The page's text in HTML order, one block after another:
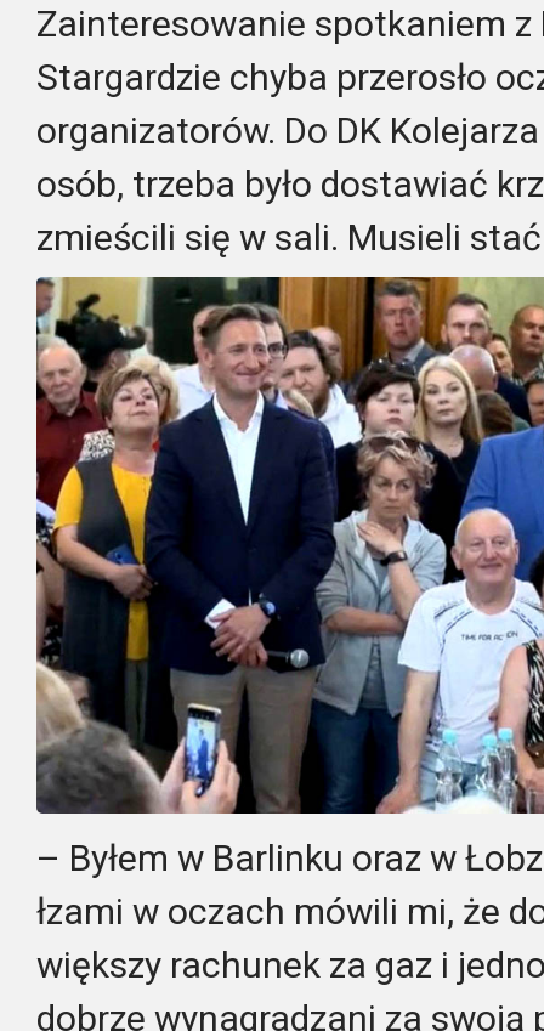
Zainteresowanie spotkaniem z
Stargardzie chyba przerosło
organizatorów. Do DK
osób, trzeba było dostawiać
zmieścili się w sali. Musieli
– Byłem w Barlinku oraz w
łzami w oczach mówili mi, że
większy rachunek za gaz i
dobrze wynagradzani za swoją